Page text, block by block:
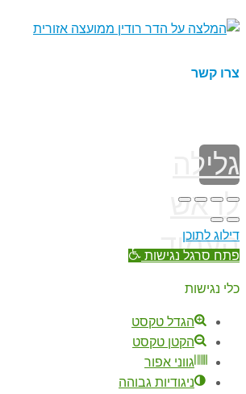
צרו קשר
גלילה
לראש
העמוד
דילוג לתוכן
פתח סרגל נגישות
כלי נגישות
הגדל טקסט
הקטן טקסט
גווני אפור
ניגודיות גבוהה